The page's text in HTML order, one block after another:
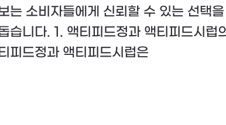
는 소비자들에게 신뢰할 수 있는 선택
습니다. 1. 액티피드정과 액티피드시럽
피드정과 액티피드시럽은